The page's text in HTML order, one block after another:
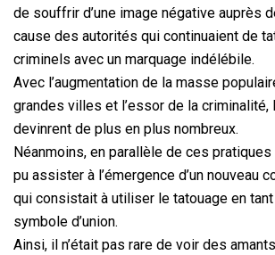
de souffrir d’une image négative auprès
cause des autorités qui continuaient de
criminels avec un marquage indélébile.
Avec l’augmentation de la masse
grandes villes et l’essor de la criminalité,
devinrent de plus en plus nombreux.
Néanmoins, en parallèle de ces
pu assister à l’émergence d’un nouveau
qui consistait à utiliser le tatouage en
symbole d’union.
Ainsi, il n’était pas rare de voir des